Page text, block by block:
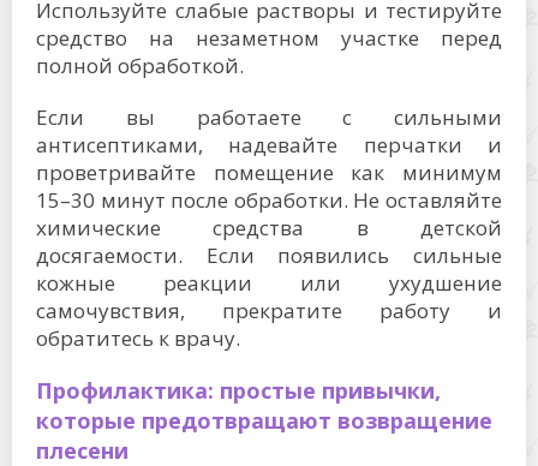
Используйте слабые растворы и тестируйте
средство на незаметном участке перед
полной обработкой.
Если вы работаете с сильными
антисептиками, надевайте перчатки и
проветривайте помещение как минимум
15–30 минут после обработки. Не оставляйте
химические средства в детской
досягаемости. Если появились сильные
кожные реакции или ухудшение
самочувствия, прекратите работу и
обратитесь к врачу.
Профилактика: простые привычки,
которые предотвращают возвращение
плесени